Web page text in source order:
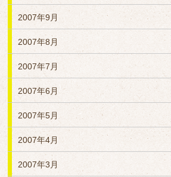
2007年9月
2007年8月
2007年7月
2007年6月
2007年5月
2007年4月
2007年3月